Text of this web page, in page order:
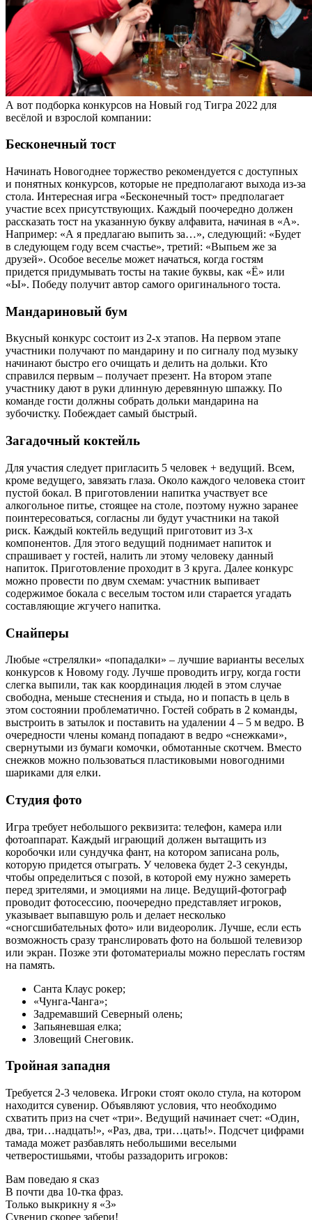
А вот подборка конкурсов на Новый год Тигра 2022 для
весёлой и взрослой компании:
Бесконечный тост
Начинать Новогоднее торжество рекомендуется с доступных
и понятных конкурсов, которые не предполагают выхода из-за
стола. Интересная игра «Бесконечный тост» предполагает
участие всех присутствующих. Каждый поочередно должен
рассказать тост на указанную букву алфавита, начиная в «А».
Например: «А я предлагаю выпить за…», следующий: «Будет
в следующем году всем счастье», третий: «Выпьем же за
друзей». Особое веселье может начаться, когда гостям
придется придумывать тосты на такие буквы, как «Ё» или
«Ы». Победу получит автор самого оригинального тоста.
Мандариновый бум
Вкусный конкурс состоит из 2-х этапов. На первом этапе
участники получают по мандарину и по сигналу под музыку
начинают быстро его очищать и делить на дольки. Кто
справился первым – получает презент. На втором этапе
участнику дают в руки длинную деревянную шпажку. По
команде гости должны собрать дольки мандарина на
зубочистку. Побеждает самый быстрый.
Загадочный коктейль
Для участия следует пригласить 5 человек + ведущий. Всем,
кроме ведущего, завязать глаза. Около каждого человека стоит
пустой бокал. В приготовлении напитка участвует все
алкогольное питье, стоящее на столе, поэтому нужно заранее
поинтересоваться, согласны ли будут участники на такой
риск. Каждый коктейль ведущий приготовит из 3-х
компонентов. Для этого ведущий поднимает напиток и
спрашивает у гостей, налить ли этому человеку данный
напиток. Приготовление проходит в 3 круга. Далее конкурс
можно провести по двум схемам: участник выпивает
содержимое бокала с веселым тостом или старается угадать
составляющие жгучего напитка.
Снайперы
Любые «стрелялки» «попадалки» – лучшие варианты веселых
конкурсов к Новому году. Лучше проводить игру, когда гости
слегка выпили, так как координация людей в этом случае
свободна, меньше стеснения и стыда, но и попасть в цель в
этом состоянии проблематично. Гостей собрать в 2 команды,
выстроить в затылок и поставить на удалении 4 – 5 м ведро. В
очередности члены команд попадают в ведро «снежками»,
свернутыми из бумаги комочки, обмотанные скотчем. Вместо
снежков можно пользоваться пластиковыми новогодними
шариками для елки.
Студия фото
Игра требует небольшого реквизита: телефон, камера или
фотоаппарат. Каждый играющий должен вытащить из
коробочки или сундучка фант, на котором записана роль,
которую придется отыграть. У человека будет 2-3 секунды,
чтобы определиться с позой, в которой ему нужно замереть
перед зрителями, и эмоциями на лице. Ведущий-фотограф
проводит фотосессию, поочередно представляет игроков,
указывает выпавшую роль и делает несколько
«сногсшибательных фото» или видеоролик. Лучше, если есть
возможность сразу транслировать фото на большой телевизор
или экран. Позже эти фотоматериалы можно переслать гостям
на память.
Санта Клаус рокер;
«Чунга-Чанга»;
Задремавший Северный олень;
Запьяневшая елка;
Зловещий Снеговик.
Тройная западня
Требуется 2-3 человека. Игроки стоят около стула, на котором
находится сувенир. Объявляют условия, что необходимо
схватить приз на счет «три». Ведущий начинает счет: «Один,
два, три…надцать!», «Раз, два, три…цать!». Подсчет цифрами
тамада может разбавлять небольшими веселыми
четверостишьями, чтобы раззадорить игроков:
Вам поведаю я сказ
В почти два 10-тка фраз.
Только выкрикну я «3»
Сувенир скорее забери!